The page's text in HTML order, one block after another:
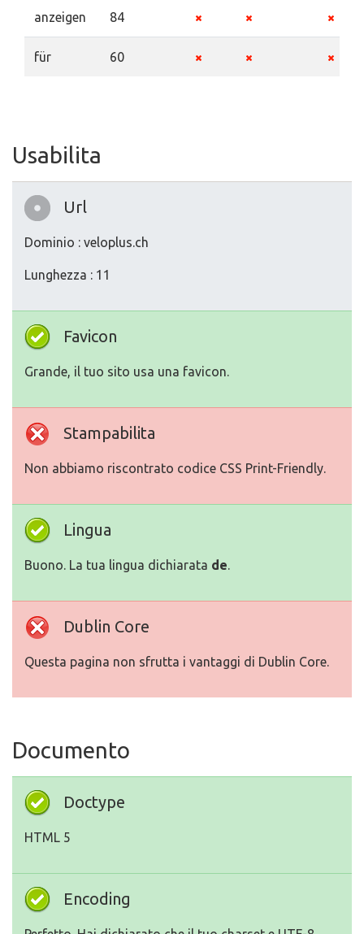
anzeigen 84
für 60
Usabilita
Url
Dominio : veloplus.ch
Lunghezza : 11
Favicon
Grande, il tuo sito usa una favicon.
Stampabilita
Non abbiamo riscontrato codice CSS Print-Friendly.
Lingua
Buono. La tua lingua dichiarata de.
Dublin Core
Questa pagina non sfrutta i vantaggi di Dublin Core.
Documento
Doctype
HTML 5
Encoding